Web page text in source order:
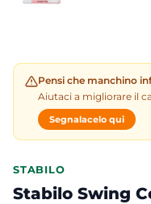
Pensi che manchino
Aiutaci a migliorare il
Segnalacelo qui
STABILO
Stabilo Swing